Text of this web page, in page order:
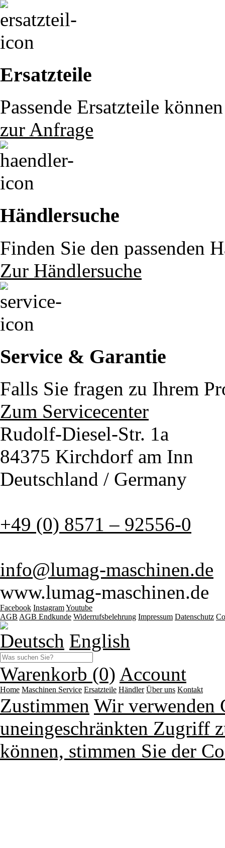
Ersatzteile
Passende Ersatzteile
zur Anfrage
Händlersuche
Finden Sie den passenden
Zur Händlersuche
Service & Garantie
Falls Sie fragen zu Ihrem
Zum Servicecenter
Rudolf-Diesel-Str. 1a
84375 Kirchdorf am Inn
Deutschland / Germany
+49 (0) 8571 – 92556-0
info@lumag-maschinen.de
www.lumag-maschinen.de
Facebook InstagramYoutube
AGB AGB Endkunde Widerrufsbelehrung Impressum Datenschutz
Deutsch English
Warenkorb (0) Account
Home Maschinen Service Ersatzteile Händler Über uns Kontakt
Zustimmen Wir verwenden
uneingeschränkten Zugriff
können, stimmen Sie der